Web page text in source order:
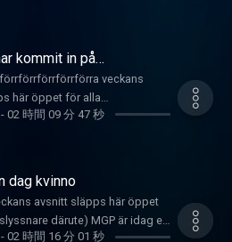
armannh
avsnitt och nya när de
göra det för 69 kr i månaden
mgp
armannh
Sounds som är tillbaka igen.
är påväg att bli DVS feta
men dem avbryts av
leder dems till att blasta
Punk och slutligen att pulverisa
lockas dems flows. Detta är
feed där det släpps nåt avsnitt
då bara. Vill du höra alla gamla
när de kommer kan du göra
segmentet Cover Octover
lövsång. Constructive Critique
oväntade comebacken från
Gammal Dänga blir
till slut med tanke på
ber vi i en vecka! Detta är
feed där det släpps nåt avsnitt
mot Timo eller Hurricane. Är
så är Håkan KÖRD för han
förlora. NEws on the hour
majblomme-killen och
Kenya. Veckans Låt är en
delas ut till Epa-dunk-
Dänga är en till
DVS-klassiker, nämligen
bland annat. Sen ringer
kommit in på
veckans
här öppet för alla
därute) MGP är tillbaka med -
och dem skyldiga som
ställas till svars istället för
sina dubbelhakor i rörlig
Filofax gör comeback, denna
- 02 時間 09 分 47 秒
dag kvinno
avsnitt släpps här öppet
därute) MGP är idag en
för kvinnor, av kvinnor
- 02 時間 16 分 01 秒